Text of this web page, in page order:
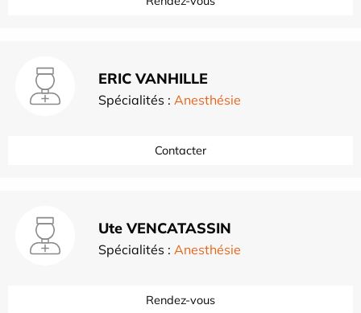
ERIC VANHILLE
Spécialités : Anesthésie
Contacter
Ute VENCATASSIN
Spécialités : Anesthésie
Rendez-vous